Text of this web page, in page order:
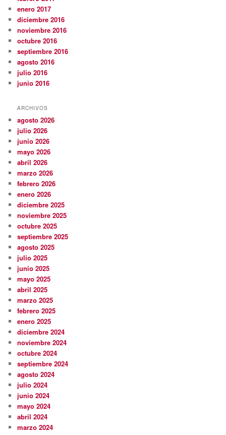
enero 2017
diciembre 2016
noviembre 2016
octubre 2016
septiembre 2016
agosto 2016
julio 2016
junio 2016
ARCHIVOS
agosto 2026
julio 2026
junio 2026
mayo 2026
abril 2026
marzo 2026
febrero 2026
enero 2026
diciembre 2025
noviembre 2025
octubre 2025
septiembre 2025
agosto 2025
julio 2025
junio 2025
mayo 2025
abril 2025
marzo 2025
febrero 2025
enero 2025
diciembre 2024
noviembre 2024
octubre 2024
septiembre 2024
agosto 2024
julio 2024
junio 2024
mayo 2024
abril 2024
marzo 2024